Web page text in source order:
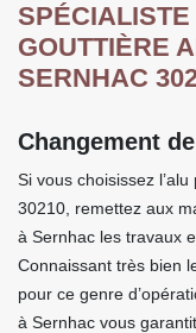
GOUTTIÈRE
SERNHAC
Changement
Si vous choisissez
30210, remettez aux
à Sernhac les travaux
Connaissant très bien
pour ce genre
à Sernhac vous